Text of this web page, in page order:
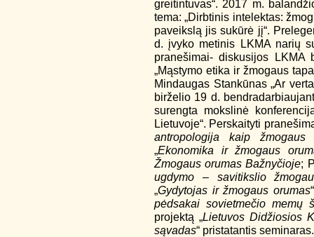
greitintuvas“. 2017 m.
tema: „Dirbtinis intelektas:
paveikslą jis sukūrė jį“.
d. įvyko metinis LKMA narių
pranešimai- diskusijos LKMA
„Mąstymo etika ir žmogaus
Mindaugas Stankūnas „Ar
birželio 19 d.
surengta mokslinė
Lietuvoje“. Perskaityti
antropologija kaip žmogaus
„Ekonomika ir žmogaus
Žmogaus orumas Bažnyčioje;
ugdymo – savitikslio
„Gydytojas ir žmogaus orumas
pėdsakai sovietmečio memų
projektą „Lietuvos Didžiosios
sąvadas“ pristatantis seminaras.